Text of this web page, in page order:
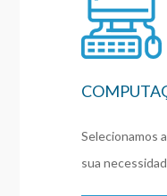
Selecionamos
sua